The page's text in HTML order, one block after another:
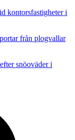
kontorsfastigheter i
från plogvallar
snöoväder i